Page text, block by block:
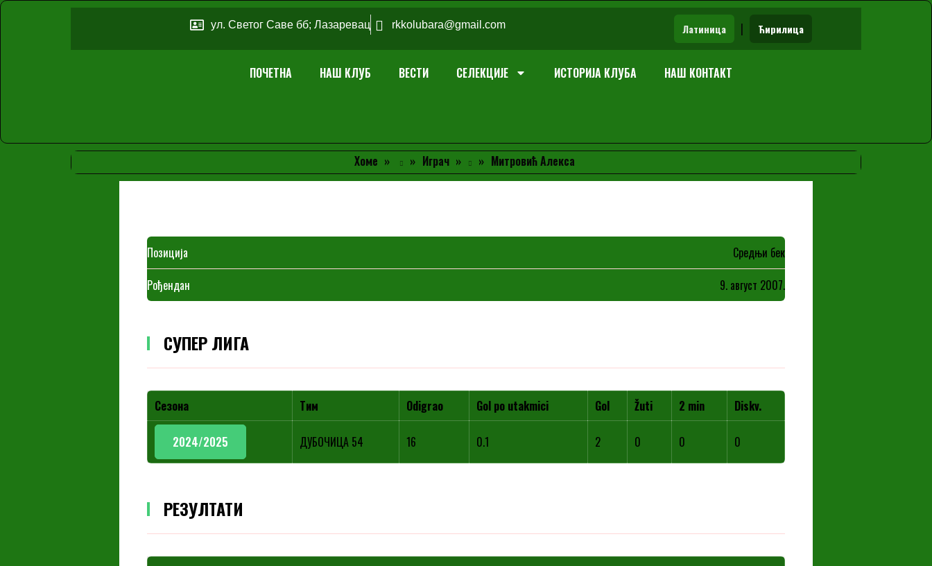
ул. Светог Саве бб; Лазаревац rkkolubara@gmail.com Латиница | Ћирилица
ПОЧЕТНА НАШ КЛУБ ВЕСТИ СЕЛЕКЦИЈЕ ИСТОРИЈА КЛУБА НАШ КОНТАКТ
Хоме Играч Митровић Алекса
Позиција
Средњи бек
Рођендан
9. август 2007.
СУПЕР ЛИГА
Сезона Тим Odigrao Gol po utakmici Gol Žuti 2 min Diskv.
2024/2025 ДУБОЧИЦА 54 16 0.1 2 0 0 0
РЕЗУЛТАТИ